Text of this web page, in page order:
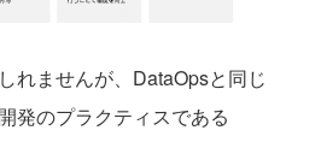
れませんが、DataOpsと同じ
発のプラクティスである